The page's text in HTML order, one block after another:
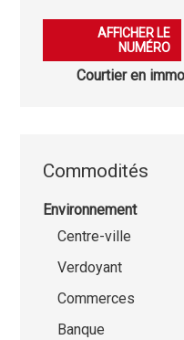
079 936 71 28
AFFICHER LE
NUMÉRO
Courtier en
Commodités
Environnement
Centre-ville
Verdoyant
Commerces
Banque